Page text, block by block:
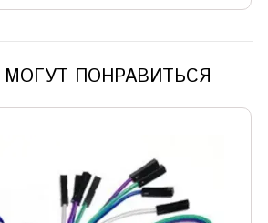
ПОНРАВИТЬСЯ